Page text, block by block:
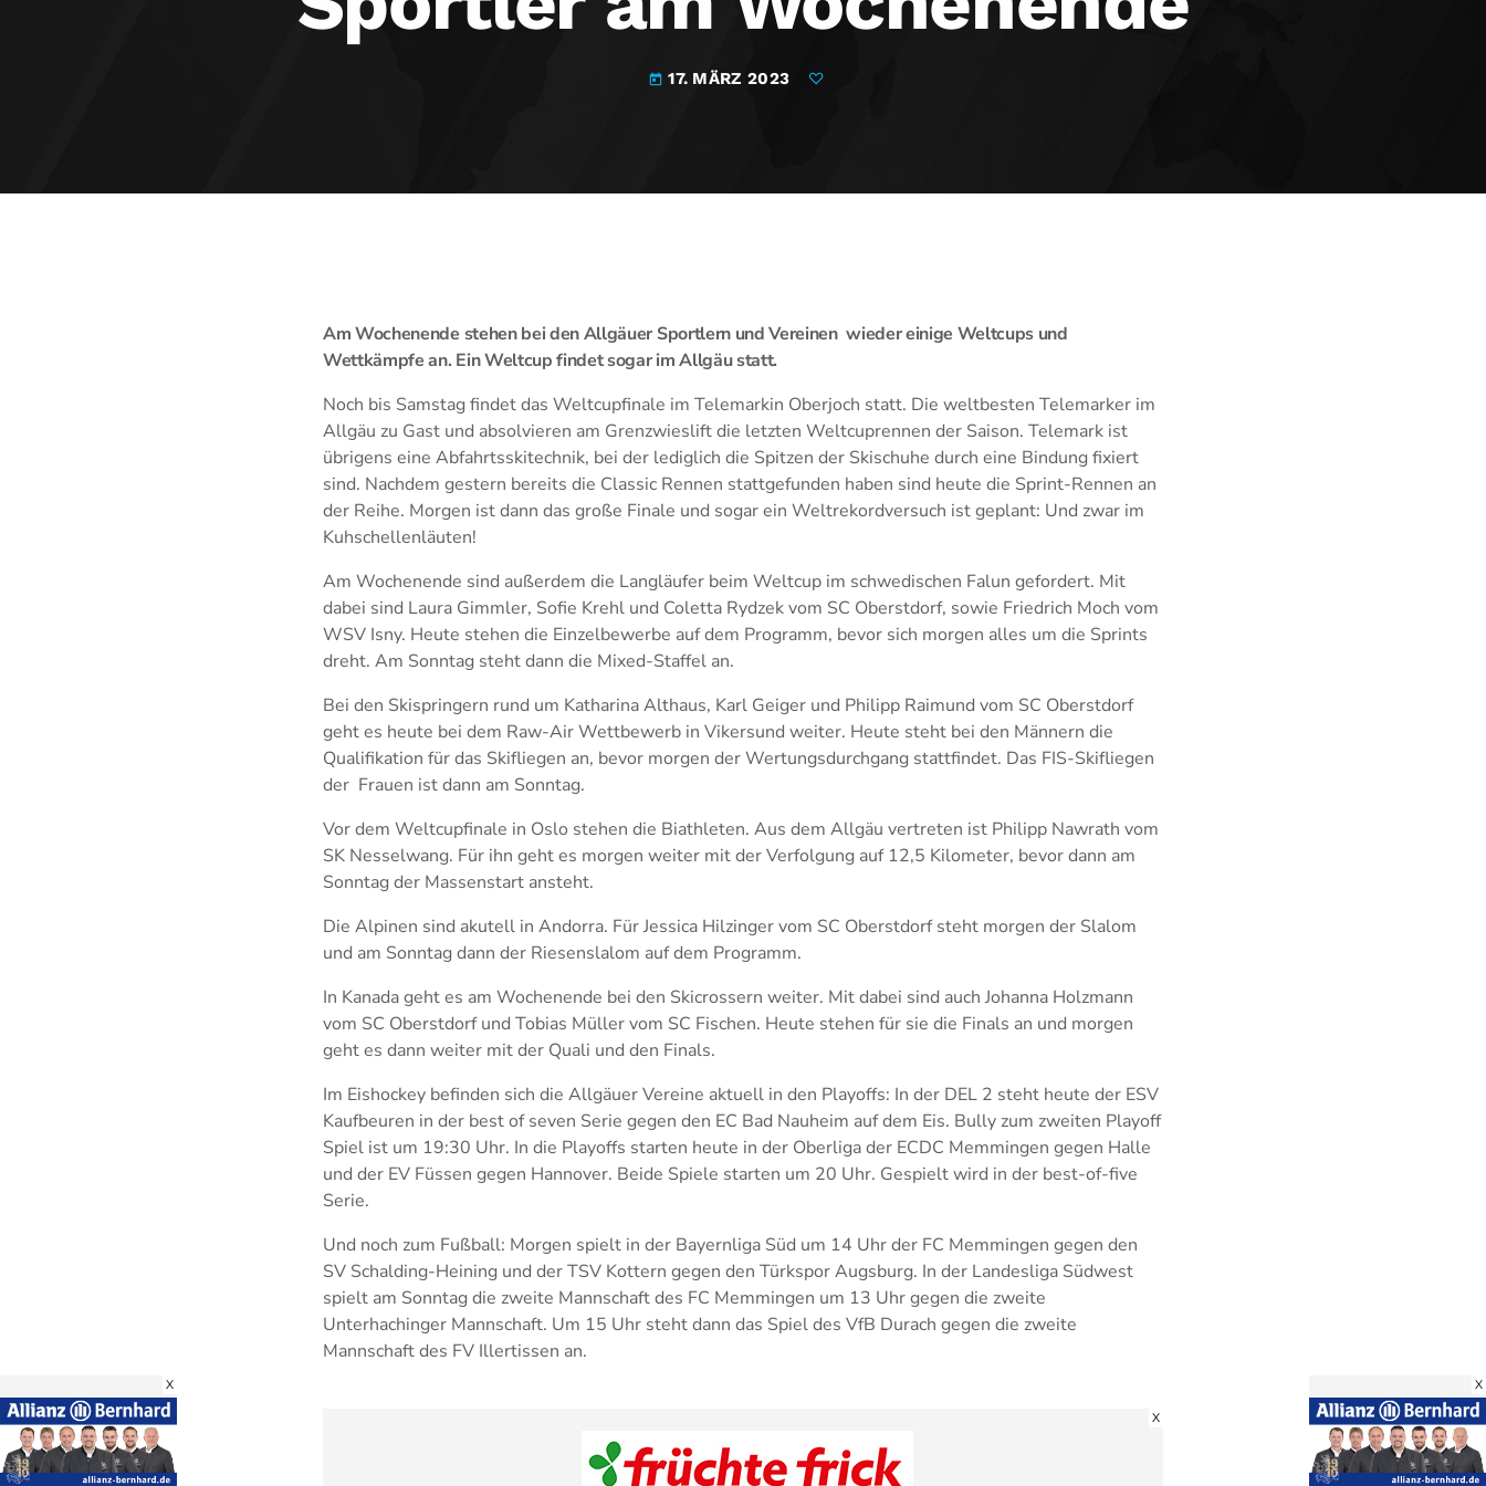
today 17. MÄRZ 2023
Am Wochenende stehen bei den Allgäuer Sportlern und Vereinen wieder einige Weltcups und
Wettkämpfe an. Ein Weltcup findet sogar im Allgäu statt.
Noch bis Samstag findet das Weltcupfinale im Telemarkin Oberjoch statt. Die weltbesten Telemarker im
Allgäu zu Gast und absolvieren am Grenzwieslift die letzten Weltcuprennen der Saison. Telemark ist
übrigens eine Abfahrtsskitechnik, bei der lediglich die Spitzen der Skischuhe durch eine Bindung fixiert
sind. Nachdem gestern bereits die Classic Rennen stattgefunden haben sind heute die Sprint-Rennen an
der Reihe. Morgen ist dann das große Finale und sogar ein Weltrekordversuch ist geplant: Und zwar im
Kuhschellenläuten!
Am Wochenende sind außerdem die Langläufer beim Weltcup im schwedischen Falun gefordert. Mit
dabei sind Laura Gimmler, Sofie Krehl und Coletta Rydzek vom SC Oberstdorf, sowie Friedrich Moch vom
WSV Isny. Heute stehen die Einzelbewerbe auf dem Programm, bevor sich morgen alles um die Sprints
dreht. Am Sonntag steht dann die Mixed-Staffel an.
Bei den Skispringern rund um Katharina Althaus, Karl Geiger und Philipp Raimund vom SC Oberstdorf
geht es heute bei dem Raw-Air Wettbewerb in Vikersund weiter. Heute steht bei den Männern die
Qualifikation für das Skifliegen an, bevor morgen der Wertungsdurchgang stattfindet. Das FIS-Skifliegen
der Frauen ist dann am Sonntag.
Vor dem Weltcupfinale in Oslo stehen die Biathleten. Aus dem Allgäu vertreten ist Philipp Nawrath vom
SK Nesselwang. Für ihn geht es morgen weiter mit der Verfolgung auf 12,5 Kilometer, bevor dann am
Sonntag der Massenstart ansteht.
Die Alpinen sind akutell in Andorra. Für Jessica Hilzinger vom SC Oberstdorf steht morgen der Slalom
und am Sonntag dann der Riesenslalom auf dem Programm.
In Kanada geht es am Wochenende bei den Skicrossern weiter. Mit dabei sind auch Johanna Holzmann
vom SC Oberstdorf und Tobias Müller vom SC Fischen. Heute stehen für sie die Finals an und morgen
geht es dann weiter mit der Quali und den Finals.
Im Eishockey befinden sich die Allgäuer Vereine aktuell in den Playoffs: In der DEL 2 steht heute der ESV
Kaufbeuren in der best of seven Serie gegen den EC Bad Nauheim auf dem Eis. Bully zum zweiten Playoff
Spiel ist um 19:30 Uhr. In die Playoffs starten heute in der Oberliga der ECDC Memmingen gegen Halle
und der EV Füssen gegen Hannover. Beide Spiele starten um 20 Uhr. Gespielt wird in der best-of-five
Serie.
Und noch zum Fußball: Morgen spielt in der Bayernliga Süd um 14 Uhr der FC Memmingen gegen den
SV Schalding-Heining und der TSV Kottern gegen den Türkspor Augsburg. In der Landesliga Südwest
spielt am Sonntag die zweite Mannschaft des FC Memmingen um 13 Uhr gegen die zweite
Unterhachinger Mannschaft. Um 15 Uhr steht dann das Spiel des VfB Durach gegen die zweite
Mannschaft des FV Illertissen an.
X
X X